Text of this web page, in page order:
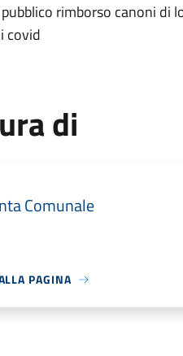
rimborso canoni di
covid
di
Comunale
PAGINA